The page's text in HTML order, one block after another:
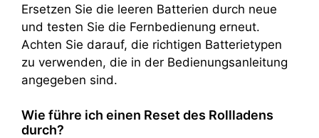
Ersetzen Sie die leeren Batterien durch neue
und testen Sie die Fernbedienung erneut.
Achten Sie darauf, die richtigen Batterietypen
zu verwenden, die in der Bedienungsanleitung
angegeben sind.
Wie führe ich einen Reset des Rollladens
durch?